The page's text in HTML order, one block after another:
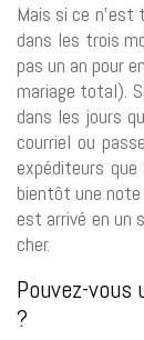
Mais si ce
dans les trois
pas un an pour
mariage total).
dans les jours
courriel ou
expéditeurs
bientôt une note
est arrivé en un
cher.
Pouvez-
?